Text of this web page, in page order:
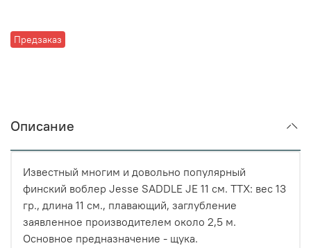
Предзаказ
Описание
Известный многим и довольно популярный
финский воблер Jesse SADDLE JE 11 см. ТТХ: вес 13
гр., длина 11 см., плавающий, заглубление
заявленное производителем около 2,5 м.
Основное предназначение - щука.